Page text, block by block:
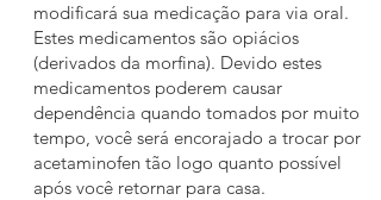
modificará sua medicação para via oral.
Estes medicamentos são opiácios
(derivados da morfina). Devido estes
medicamentos poderem causar
dependência quando tomados por muito
tempo, você será encorajado a trocar por
acetaminofen tão logo quanto possível
após você retornar para casa.